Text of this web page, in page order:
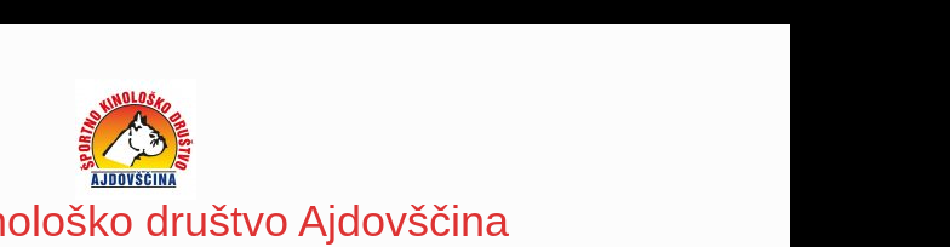
društvo Ajdovščina